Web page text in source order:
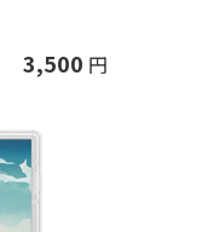
3,500 円